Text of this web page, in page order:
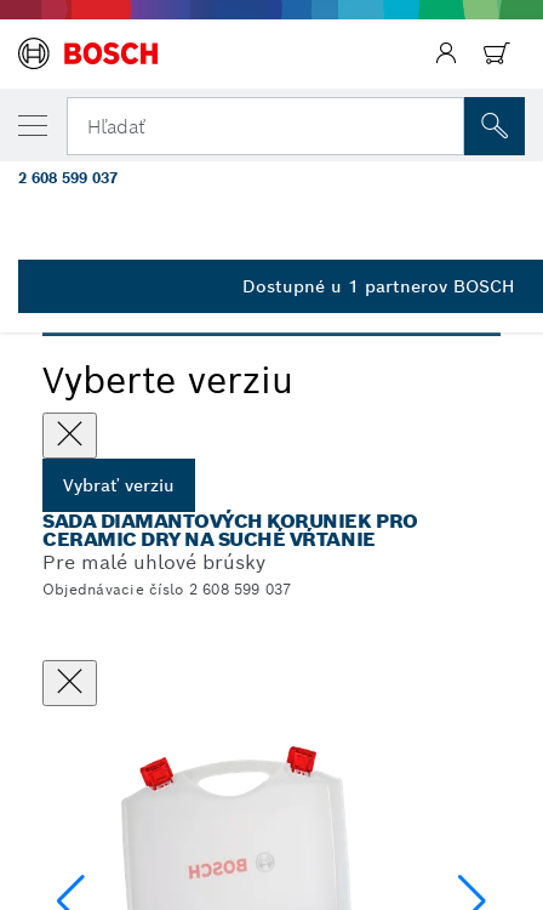
Hľadať
Sada koruniek na suché vŕtanie PRO Ceramic dry pre malé
PRO
Vyberte verziu
Vybrať verziu
SADA DIAMANTOVÝCH KORUNIEK PRO
CERAMIC DRY NA SUCHÉ VŔTANIE
Pre malé uhlové brúsky
Objednávacie číslo 2 608 599 037
VYBRANÁ VERZIA
Sada vŕtacích koruniek PRO Ceramic dry
Cutter, 68 x 33, 51 x 33, 35 x 33, 25 x 33,
2 608 599 037
Dostupné u 1 partnerov BOSCH